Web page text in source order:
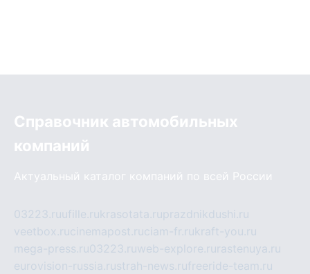
Справочник автомобильных
компаний
Актуальный каталог компаний по всей России
03223.ruufille.rukrasotata.ruprazdnikdushi.ru
veetbox.rucinemapost.ruciam-fr.rukraft-you.ru
mega-press.ru03223.ruweb-explore.ru rastenuya.ru
eurovision-russia.rustrah-news.rufreeride-team.ru